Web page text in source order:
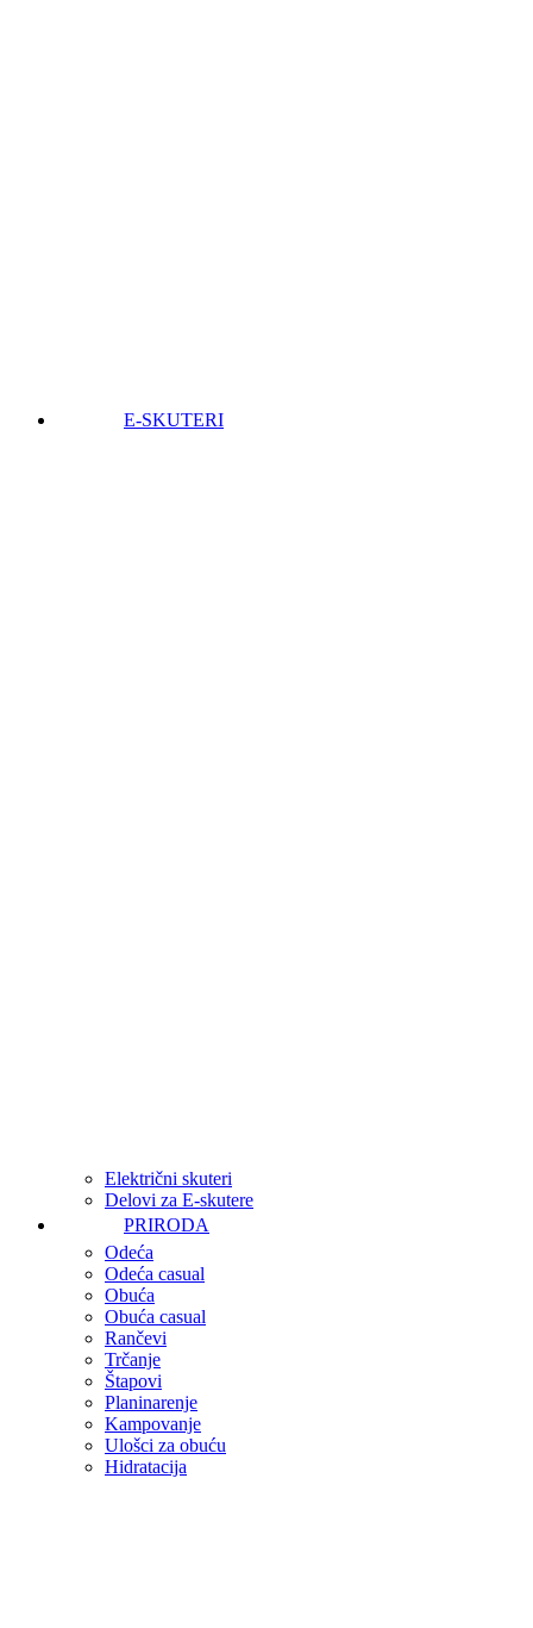
E-SKUTERI
Električni skuteri
Delovi za E-skutere
PRIRODA
Odeća
Odeća casual
Obuća
Obuća casual
Rančevi
Trčanje
Štapovi
Planinarenje
Kampovanje
Ulošci za obuću
Hidratacija